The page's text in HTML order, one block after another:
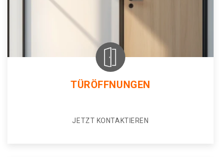
TÜRÖFFNUNGEN
JETZT KONTAKTIEREN